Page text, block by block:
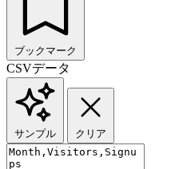
ブックマーク
CSVデータ
サンプル クリア